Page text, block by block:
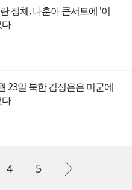
정체, 나훈아 콘서트에 '이
23일 북한 김정은은 미군에
4 5